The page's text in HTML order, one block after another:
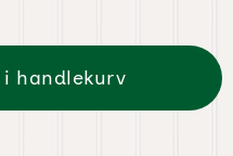
i handlekurv